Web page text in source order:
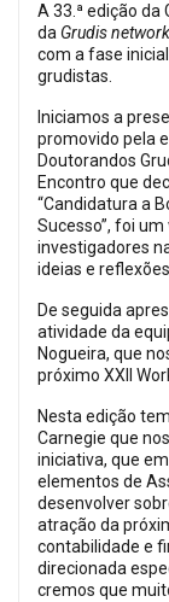
A 33.ª edição da
da Grudis network
com a fase
grudistas.
Iniciamos a
promovido pela
Doutorandos
Encontro que
“Candidatura a
Sucesso”, foi
investigadores
ideias e
De seguida
atividade da
Nogueira, que
próximo XXII
Nesta edição
Carnegie que
iniciativa, que
elementos de
desenvolver
atração da
contabilidade e
direcionada
cremos que